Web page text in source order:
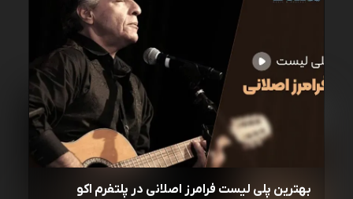
بهترین پلی لیست فرامرز اصلانی در پلتفرم اکو